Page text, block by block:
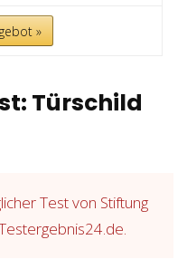
»
Türschild
Test von Stiftung